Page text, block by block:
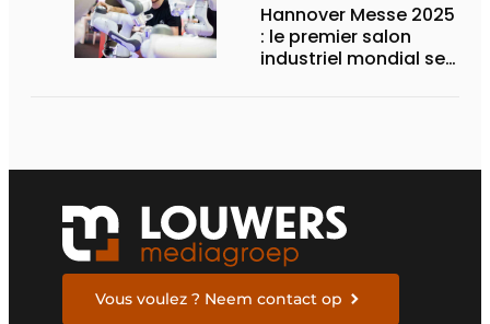
Hannover Messe 2025
: le premier salon
industriel mondial se
Vous voulez ? Neem contact op